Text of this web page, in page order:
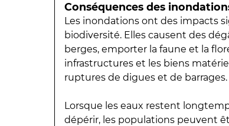
Conséquences des
Les inondations ont des impacts
biodiversité. Elles causent des
berges, emporter la faune et la
infrastructures et les biens
ruptures de digues et de barrages.
Lorsque les eaux restent
dépérir, les populations peuvent